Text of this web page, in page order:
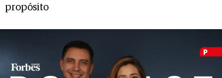
propósito